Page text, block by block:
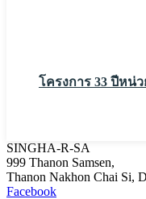
โครงการ 33 ปีหน่
SINGHA-R-SA
999 Thanon Samsen,
Thanon Nakhon Chai Si,
Facebook